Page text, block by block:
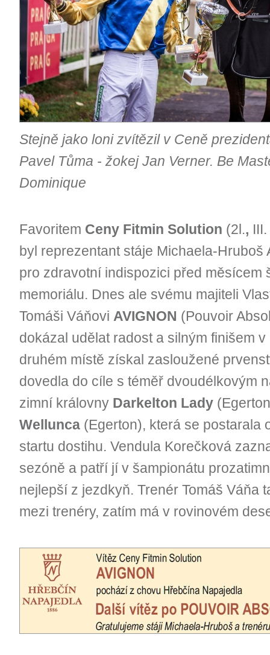
Stejně jako loni zvítězil v Ceně
Pavel Tůma - žokej Jan Verner. Be
Dominique
Favoritem Ceny Fitmin Solution (2l.,
byl reprezentant stáje Michaela-Hruboš
pro zdravotní indispozici před měsícem
memoriálu. Dnes ale svému majiteli
Tomáši Váňovi AVIGNON (Pouvoir
dokázal udělat radost a silným finišem
druhém místě získal zasloužené
dovedla do cíle s téměř dvoudélkovým
zimní královny Darkelton Lady
Wellunca (Egerton), která se postarala
startu dostihu. Vendula Korečková
sezóně a patří jí v šampionátu
nejlepší z jezdkyň. Trenér Tomáš Váňa
mezi trenéry, zatím má v rovinovém